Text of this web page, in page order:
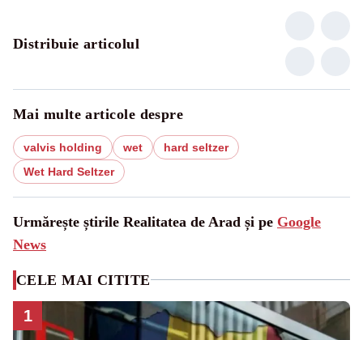
Distribuie articolul
Mai multe articole despre
valvis holding wet
hard seltzer
Wet Hard Seltzer
Urmărește știrile Realitatea de Arad și pe Google
News
CELE MAI CITITE
1